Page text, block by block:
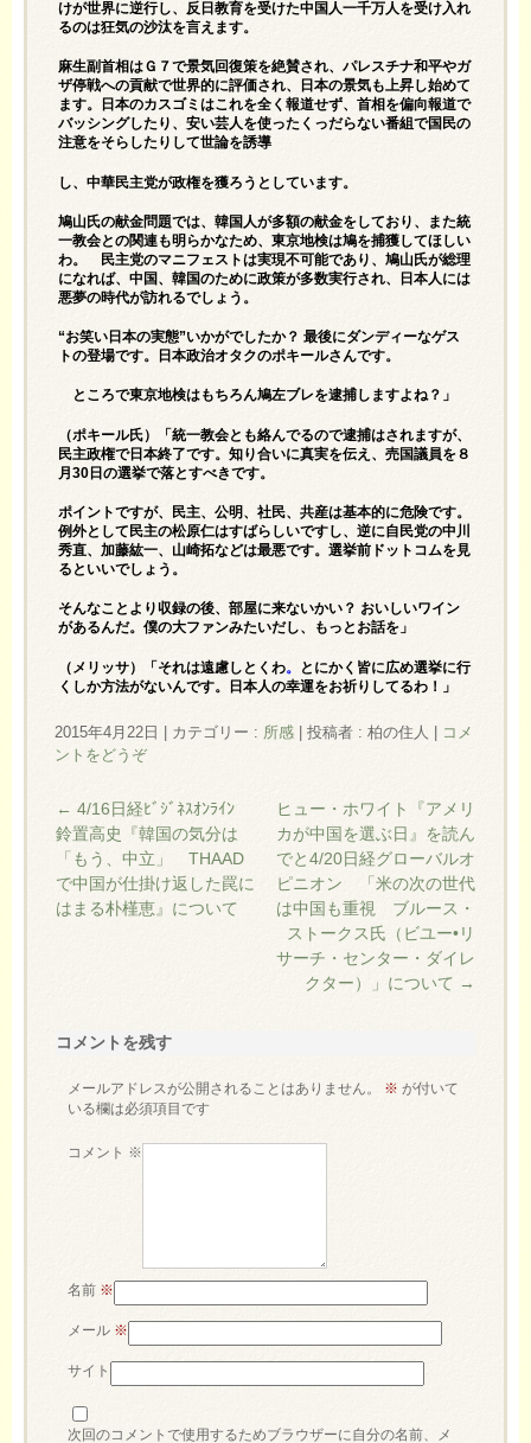
けが世界に逆行し、反日教育を受けた中国人一千万人を受け入れ
るのは狂気の沙汰を言えます。
麻生副首相はＧ７で景気回復策を絶賛され、パレスチナ和平やガ
ザ停戦への貢献で世界的に評価され、日本の景気も上昇し始めて
ます。日本のカスゴミはこれを全く報道せず、首相を偏向報道で
バッシングしたり、安い芸人を使ったくっだらない番組で国民の
注意をそらしたりして世論を誘導
し、中華民主党が政権を獲ろうとしています。
鳩山氏の献金問題では、韓国人が多額の献金をしており、また統
一教会との関連も明らかなため、東京地検は鳩を捕獲してほしい
わ。 民主党のマニフェストは実現不可能であり、鳩山氏が総理
になれば、中国、韓国のために政策が多数実行され、日本人には
悪夢の時代が訪れるでしょう。
“お笑い日本の実態”いかがでしたか？ 最後にダンディーなゲス
トの登場です。日本政治オタクのポキールさんです。
ところで東京地検はもちろん鳩左ブレを逮捕しますよね？」
（ポキール氏）「統一教会とも絡んでるので逮捕はされますが、
民主政権で日本終了です。知り合いに真実を伝え、売国議員を８
月30日の選挙で落とすべきです。
ポイントですが、民主、公明、社民、共産は基本的に危険です。
例外として民主の松原仁はすばらしいですし、逆に自民党の中川
秀直、加藤紘一、山崎拓などは最悪です。選挙前ドットコムを見
るといいでしょう。
そんなことより収録の後、部屋に来ないかい？ おいしいワイン
があるんだ。僕の大ファンみたいだし、もっとお話を」
（メリッサ）「それは遠慮しとくわ。
とにかく皆に広め選挙に行
くしか方法がないんです。日本人の幸運をお祈りしてるわ！」
2015年4月22日 カテゴリー : 所感 投稿者 : 柏の住人
コメ
ントをどうぞ
← 4/16日経ﾋﾞｼﾞﾈｽｵﾝﾗｲﾝ
鈴置高史『韓国の気分は
「もう、中立」 THAAD
で中国が仕掛け返した罠に
はまる朴槿恵』について
ヒュー・ホワイト『アメリ
カが中国を選ぶ日』を読ん
でと4/20日経グローバルオ
ピニオン 「米の次の世代
は中国も重視 ブルース・
ストークス氏（ビユー•リ
サーチ・センター・ダイレ
クター）」について →
コメントを残す
メールアドレスが公開されることはありません。 ※ が付いて
いる欄は必須項目です
コメント ※
名前 ※
メール ※
サイト
次回のコメントで使用するためブラウザーに自分の名前、メ